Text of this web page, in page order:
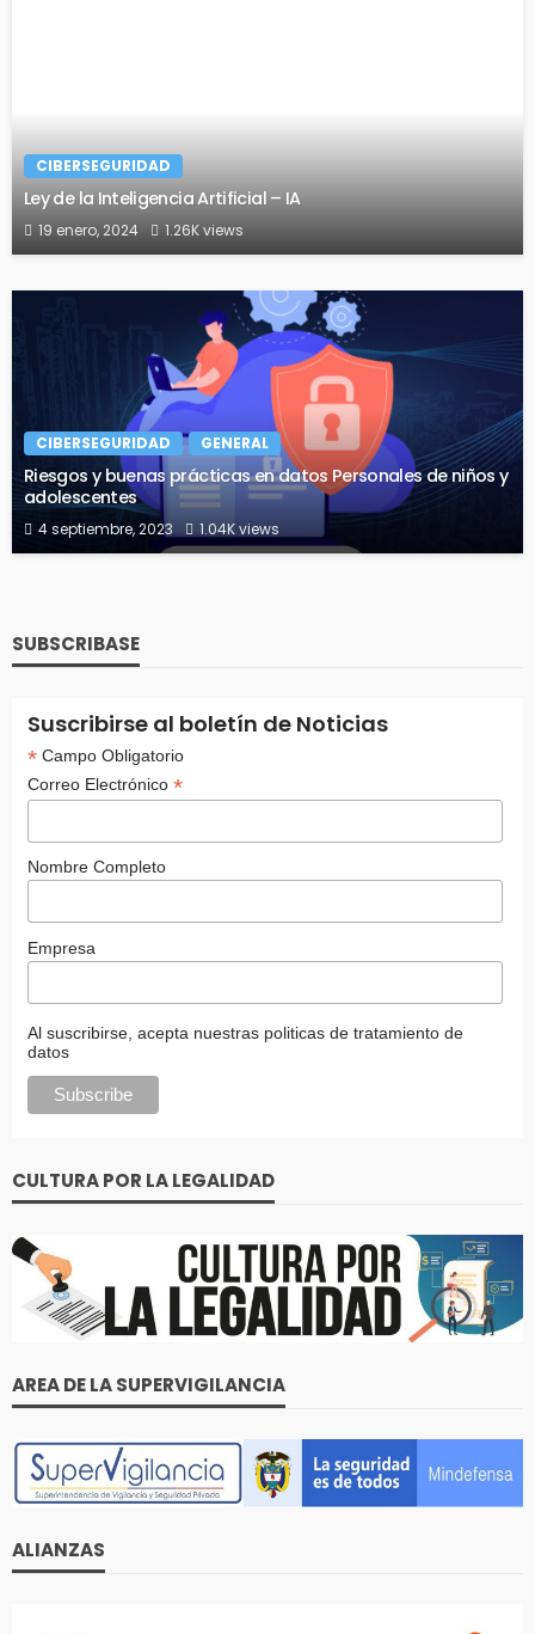
CIBERSEGURIDAD
Ley de la Inteligencia Artificial – IA
19 enero, 2024 1.26K views
CIBERSEGURIDAD GENERAL
Riesgos y buenas prácticas en datos Personales de niños y
adolescentes
4 septiembre, 2023 1.04K views
SUBSCRIBASE
Suscribirse al boletín de Noticias
*Campo Obligatorio
Correo Electrónico *
Nombre Completo
Empresa
Al suscribirse, acepta nuestras politicas de tratamiento de
datos
CULTURA POR LA LEGALIDAD
AREA DE LA SUPERVIGILANCIA
ALIANZAS